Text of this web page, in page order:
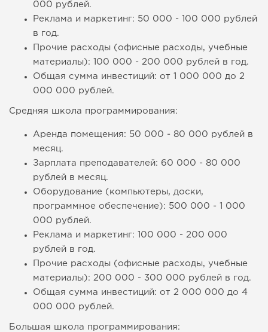
000 рублей.
Реклама и маркетинг: 50 000 - 100 000 рублей
в год.
Прочие расходы (офисные расходы, учебные
материалы): 100 000 - 200 000 рублей в год.
Общая сумма инвестиций: от 1 000 000 до 2
000 000 рублей.
Средняя школа программирования:
Аренда помещения: 50 000 - 80 000 рублей в
месяц.
Зарплата преподавателей: 60 000 - 80 000
рублей в месяц.
Оборудование (компьютеры, доски,
программное обеспечение): 500 000 - 1 000
000 рублей.
Реклама и маркетинг: 100 000 - 200 000
рублей в год.
Прочие расходы (офисные расходы, учебные
материалы): 200 000 - 300 000 рублей в год.
Общая сумма инвестиций: от 2 000 000 до 4
000 000 рублей.
Большая школа программирования: